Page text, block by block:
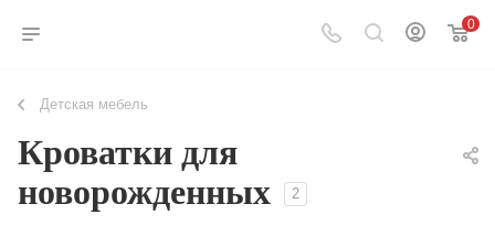
0
Детская мебель
Кроватки для
новорожденных
2